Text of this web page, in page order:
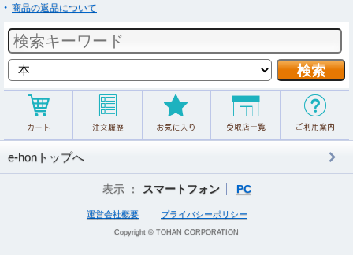
商品の返品について
e-honトップへ
表示 ： スマートフォン PC
運営会社概要 プライバシーポリシー
Copyright © TOHAN CORPORATION